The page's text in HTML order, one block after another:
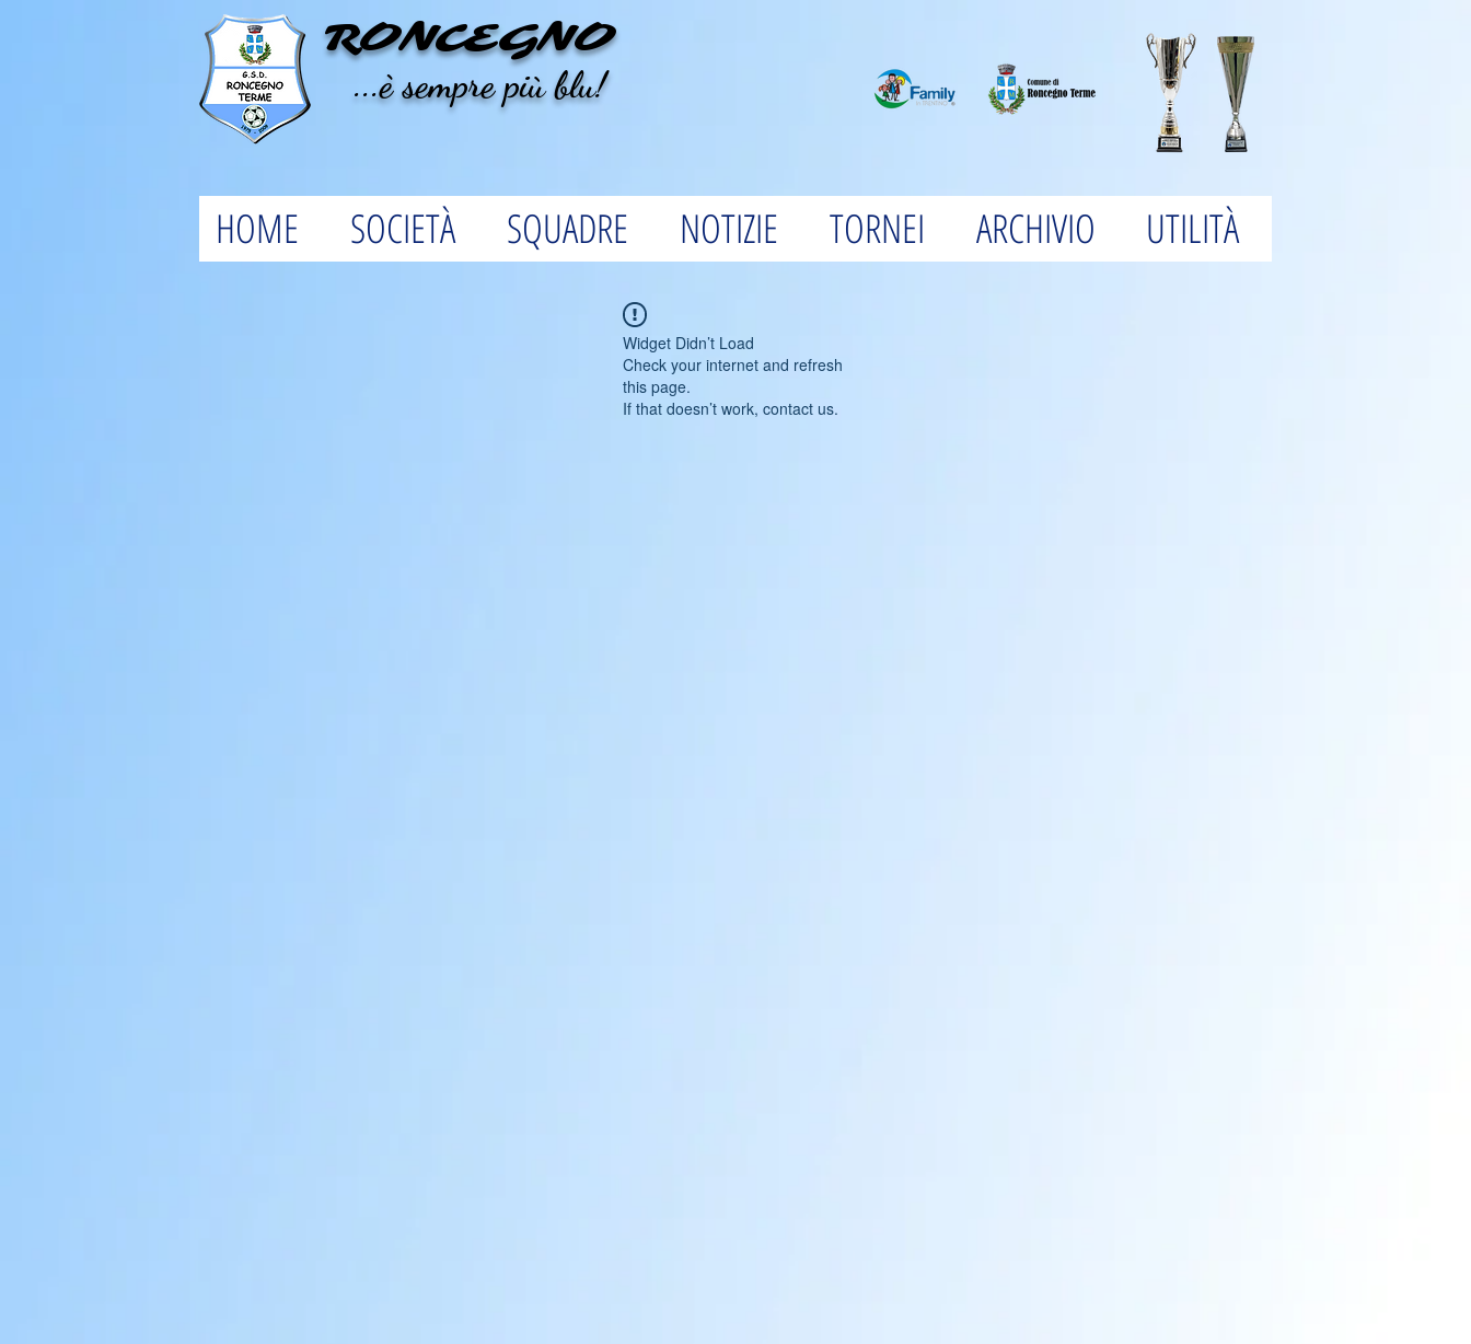
RONCEGNO
...è sempre più blu!
HOME SOCIETÀ SQUADRE NOTIZIE TORNEI ARCHIVIO UTILITÀ
Widget Didn’t Load
Check your internet and refresh
this page.
If that doesn’t work, contact us.